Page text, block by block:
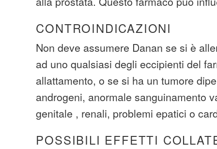
CONTROINDICAZIONI
Non deve assumere Danan se si è
ad uno qualsiasi degli eccipienti del
allattamento, o se si ha un tumore
androgeni, anormale sanguinamento
genitale , renali, problemi epatici o
POSSIBILI EFFETTI